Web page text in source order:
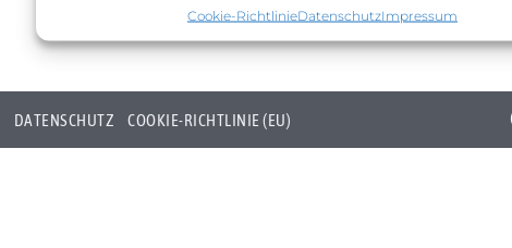
Cookie-RichtlinieDatenschutzImpressum
DATENSCHUTZ COOKIE-RICHTLINIE (EU)